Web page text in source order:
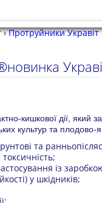
› Протруйники Укравіт
кишкової дії,
культур та
та
із
у шкідників;